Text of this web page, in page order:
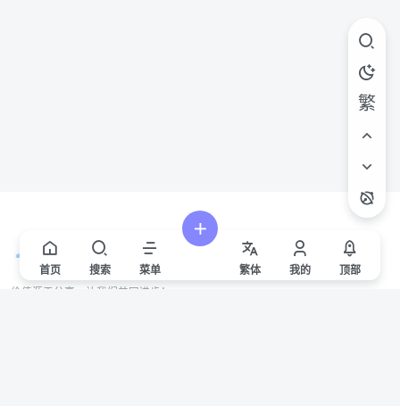
繁
首页 搜索 菜单 繁体 我的 顶部
价值源于分享，让我们共同进步！